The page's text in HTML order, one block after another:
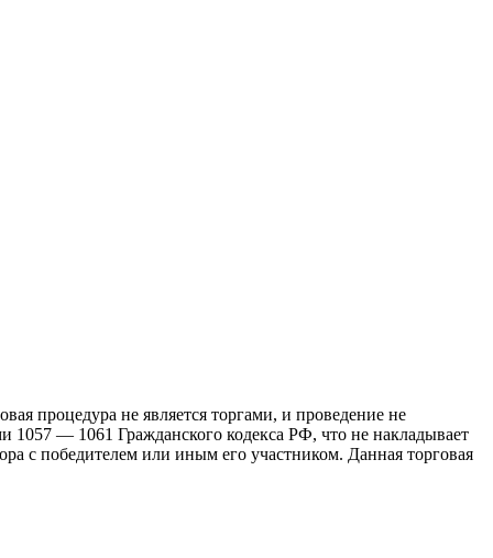
не является торгами, и проведение не
1057 — 1061 Гражданского кодекса РФ, что не накладывает
с победителем или иным его участником. Данная торговая